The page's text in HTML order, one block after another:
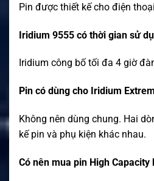
Pin được thiết kế cho điện
Iridium 9555 có thời gian sử
Iridium công bố tối đa 4 giờ
Pin có dùng cho Iridium
Không nên dùng chung. Hai
kế pin và phụ kiện khác nhau.
Có nên mua pin High Capacity